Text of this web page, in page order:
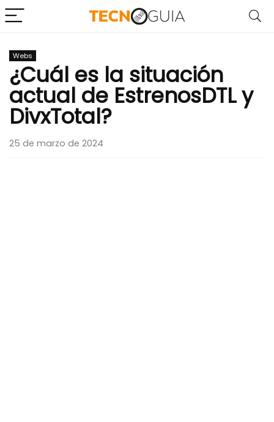
Webs
¿Cuál es la situación
actual de EstrenosDTL y
DivxTotal?
25 de marzo de 2024